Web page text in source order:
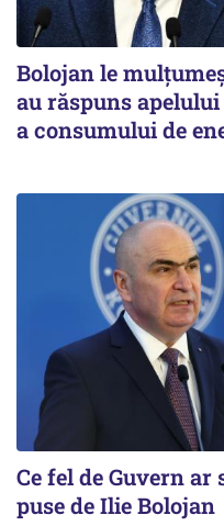
Bolojan le
au răspuns
a consumului de
Ce fel de Guvern
puse de Ilie Bolojan